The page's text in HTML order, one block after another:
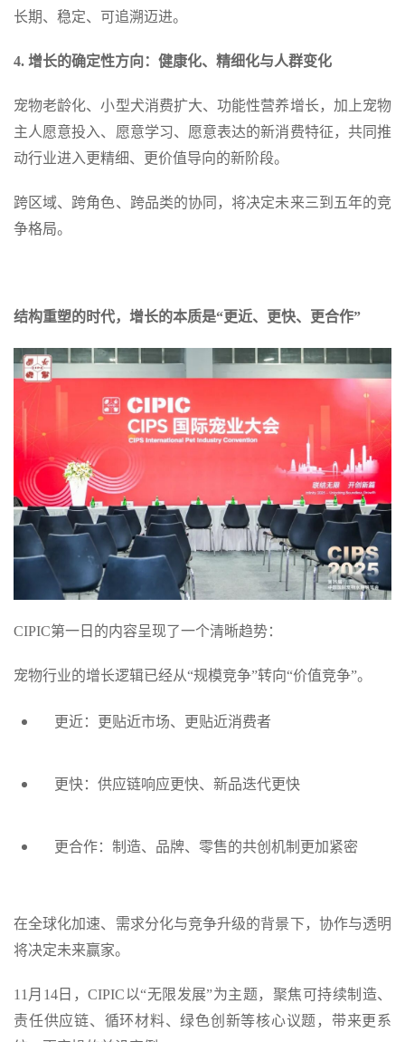
长期、稳定、可追溯迈进。
4. 增长的确定性方向：健康化、精细化与人群变化
宠物老龄化、小型犬消费扩大、功能性营养增长，加上宠物
主人愿意投入、愿意学习、愿意表达的新消费特征，共同推
动行业进入更精细、更价值导向的新阶段。
跨区域、跨角色、跨品类的协同，将决定未来三到五年的竞
争格局。
结构重塑的时代，增长的本质是“更近、更快、更合作”
CIPIC第一日的内容呈现了一个清晰趋势：
宠物行业的增长逻辑已经从“规模竞争”转向“价值竞争”。
更近：更贴近市场、更贴近消费者
更快：供应链响应更快、新品迭代更快
更合作：制造、品牌、零售的共创机制更加紧密
在全球化加速、需求分化与竞争升级的背景下，协作与透明
将决定未来赢家。
11月14日，CIPIC以“无限发展”为主题，聚焦可持续制造、
责任供应链、循环材料、绿色创新等核心议题，带来更系